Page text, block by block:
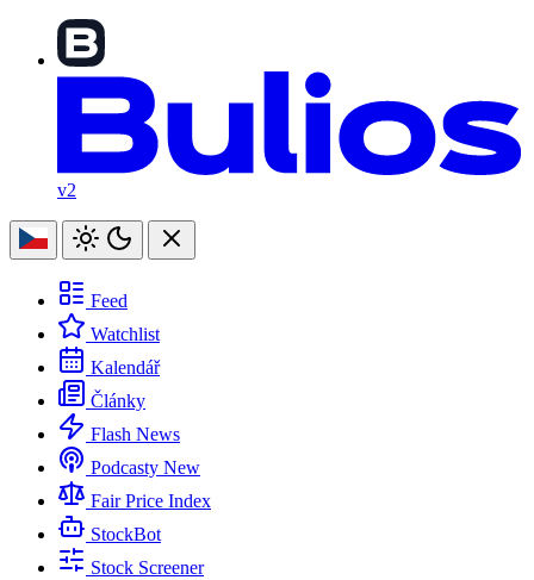
v2
Feed
Watchlist
Kalendář
Články
Flash News
Podcasty New
Fair Price Index
StockBot
Stock Screener